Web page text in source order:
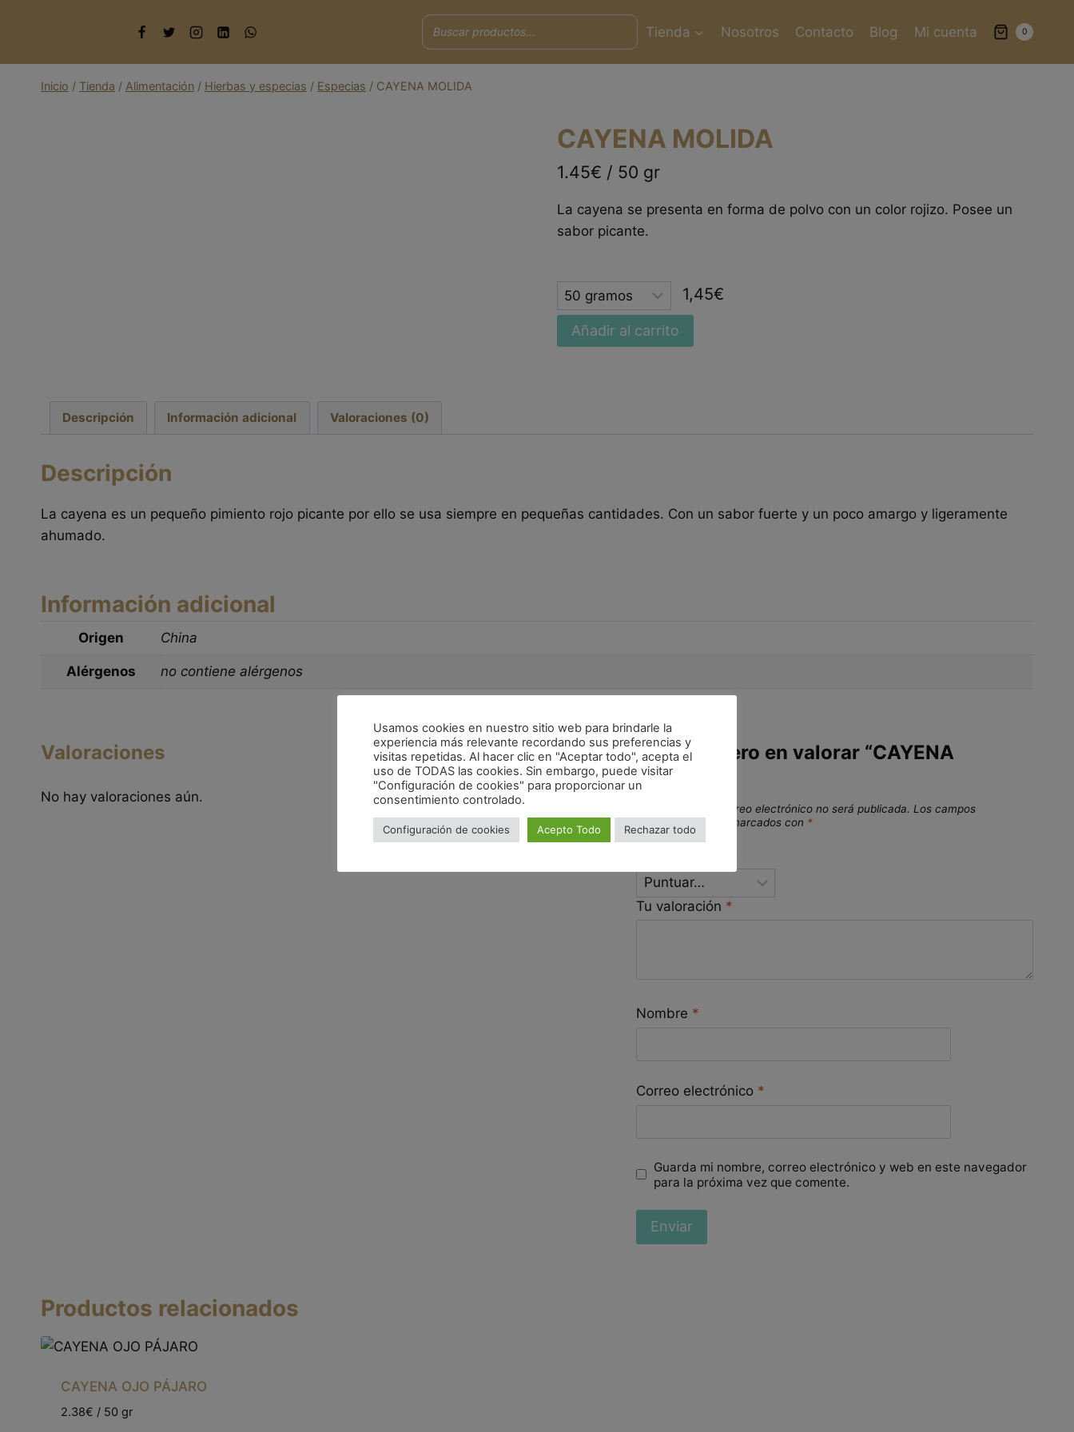
Tienda Nosotros Contacto Blog Mi cuenta 0
Inicio / Tienda / Alimentación / Hierbas y especias / Especias / CAYENA MOLIDA
CAYENA MOLIDA
1.45€ / 50 gr
La cayena se presenta en forma de polvo con un color rojizo. Posee un
sabor picante.
Selected
option
1,45€
Añadir al carrito
Descripción Información adicional Valoraciones (0)
Descripción
La cayena es un pequeño pimiento rojo picante por ello se usa siempre en pequeñas cantidades. Con un sabor fuerte y un poco amargo y ligeramente
ahumado.
Información adicional
Origen China
Alérgenos no contiene alérgenos
Valoraciones
No hay valoraciones aún.
Sé el primero en valorar “CAYENA
MOLIDA”
Tu dirección de correo electrónico no será publicada. Los campos
obligatorios están marcados con *
*
Tu valoración *
Nombre *
Correo electrónico *
Guarda mi nombre, correo electrónico y web en este navegador
para la próxima vez que comente.
Productos relacionados
CAYENA OJO PÁJARO
2.38€ / 50 gr
Usamos cookies en nuestro sitio web para brindarle la
experiencia más relevante recordando sus preferencias y
visitas repetidas. Al hacer clic en "Aceptar todo", acepta el
uso de TODAS las cookies. Sin embargo, puede visitar
"Configuración de cookies" para proporcionar un
consentimiento controlado.
Configuración de cookies Acepto Todo Rechazar todo